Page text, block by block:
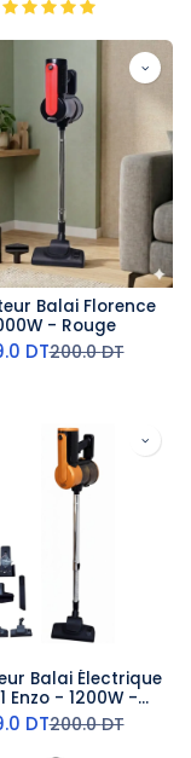
Balai Florence
- Rouge
DT200.0DT
Balai Électrique
Enzo - 1200W -
Orange
DT200.0DT